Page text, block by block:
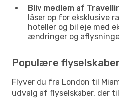
Bliv medlem af
låser op for eksklusive
hoteller og billeje med
ændringer og
Populære
Flyver du fra London til
udvalg af flyselskaber, der